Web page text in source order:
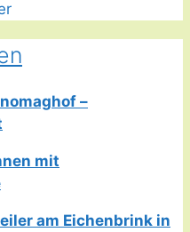
–
mit
am Eichenbrink in